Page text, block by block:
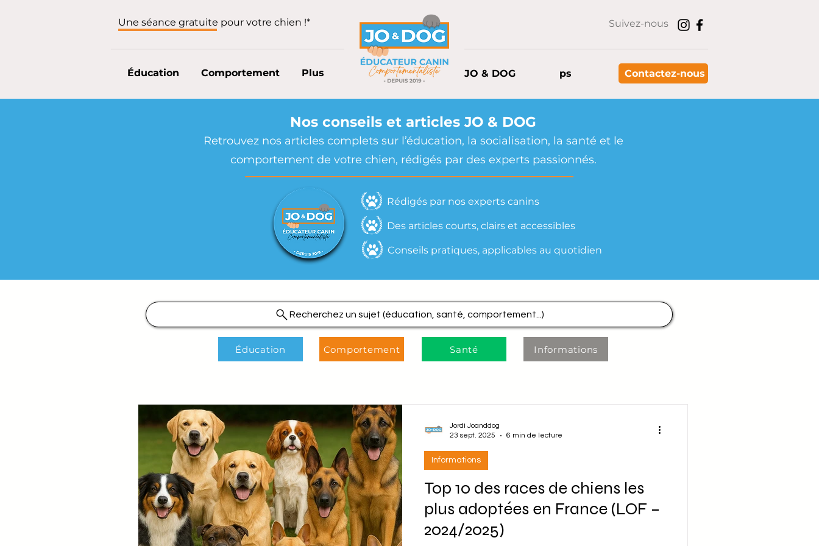
Une séance gratuite pour votre chien !*
Éducation Comportement Plus
Suivez-nous
JO & DOG ps Contactez-nous
Nos conseils et articles JO & DOG
Retrouvez nos articles complets sur l’éducation, la socialisation, la santé et le
comportement de votre chien, rédigés par des experts passionnés.
Rédigés par nos experts canins
Des articles courts, clairs et accessibles
Conseils pratiques, applicables au quotidien
Recherchez un sujet (éducation, santé, comportement...)
Éducation Comportement Santé Informations
Top 10 des races de chiens les
plus adoptées en France (LOF –
2024/2025)
Informations
Jordi Joanddog
23 sept. 2025
6 min de lecture